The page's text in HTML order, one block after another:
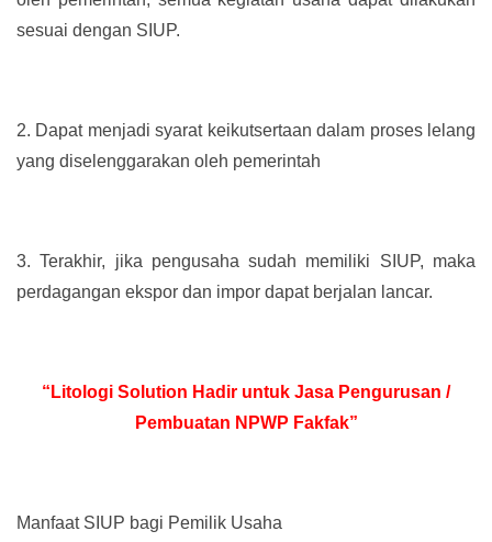
sesuai dengan SIUP.
2. Dapat menjadi syarat keikutsertaan dalam proses lelang
yang diselenggarakan oleh pemerintah
3. Terakhir, jika pengusaha sudah memiliki SIUP, maka
perdagangan ekspor dan impor dapat berjalan lancar.
“Litologi Solution Hadir untuk Jasa Pengurusan /
Pembuatan NPWP Fakfak”
Manfaat SIUP bagi Pemilik Usaha